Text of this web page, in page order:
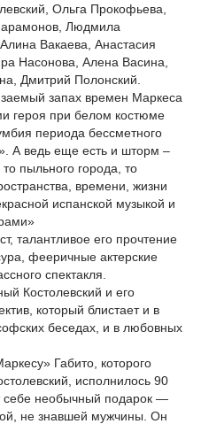
Ольга Прокофьева,
Людмила
Вакаева, Анастасия
Насонова, Алена Васина,
Дмитрий Полонский.
запах времен Маркеса
героя при белом костюме
периода бессметного
А ведь еще есть и шторм –
пыльного города, то
времени, жизни
испанской музыкой и
талантливое его прочтение
фееричные актерские
спектакля.
Костолевский и его
который блистает и в
беседах, и в любовных
Габито, которого
исполнилось 90
себе необычный подарок —
не знавшей мужчины. Он